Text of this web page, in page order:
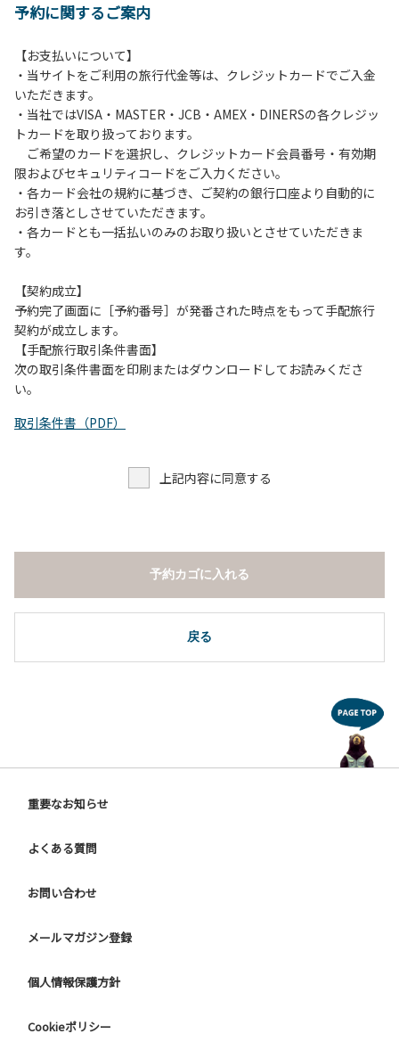
予約に関するご案内
【お支払いについて】
・当サイトをご利用の旅行代金等は、クレジットカードでご入金
いただきます。
・当社ではVISA・MASTER・JCB・AMEX・DINERSの各クレジッ
トカードを取り扱っております。
ご希望のカードを選択し、クレジットカード会員番号・有効期
限およびセキュリティコードをご入力ください。
・各カード会社の規約に基づき、ご契約の銀行口座より自動的に
お引き落としさせていただきます。
・各カードとも一括払いのみのお取り扱いとさせていただきま
す。
【契約成立】
予約完了画面に［予約番号］が発番された時点をもって手配旅行
契約が成立します。
【手配旅行取引条件書面】
次の取引条件書面を印刷またはダウンロードしてお読みくださ
い。
取引条件書（PDF）
上記内容に同意する
戻る
予約カゴに入れる
重要なお知らせ
よくある質問
お問い合わせ
メールマガジン登録
個人情報保護方針
Cookieポリシー